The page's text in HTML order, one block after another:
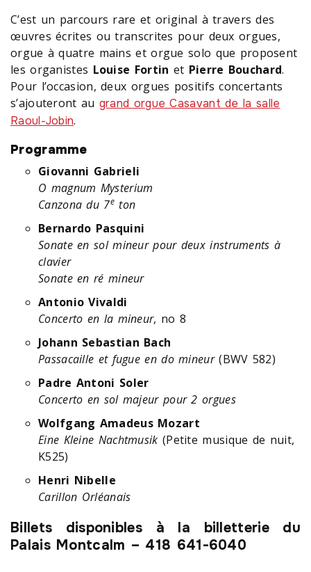
C’est un parcours rare et original à travers des
œuvres écrites ou transcrites pour deux orgues,
orgue à quatre mains et orgue solo que proposent
les organistes Louise Fortin et Pierre Bouchard.
Pour l’occasion, deux orgues positifs concertants
s’ajouteront au grand orgue Casavant de la salle
Raoul-Jobin.
Programme
Giovanni Gabrieli
O magnum Mysterium
Canzona du 7eton
Bernardo Pasquini
Sonate en sol mineur pour deux instruments à
clavier
Sonate en ré mineur
Antonio Vivaldi
Concerto en la mineur, no 8
Johann Sebastian Bach
Passacaille et fugue en do mineur(BWV 582)
Padre Antoni Soler
Concerto en sol majeur pour 2 orgues
Wolfgang Amadeus Mozart
Eine Kleine Nachtmusik (Petite musique de nuit,
K525)
Henri Nibelle
Carillon Orléanais
Billets disponibles à la billetterie du
Palais Montcalm – 418 641-6040